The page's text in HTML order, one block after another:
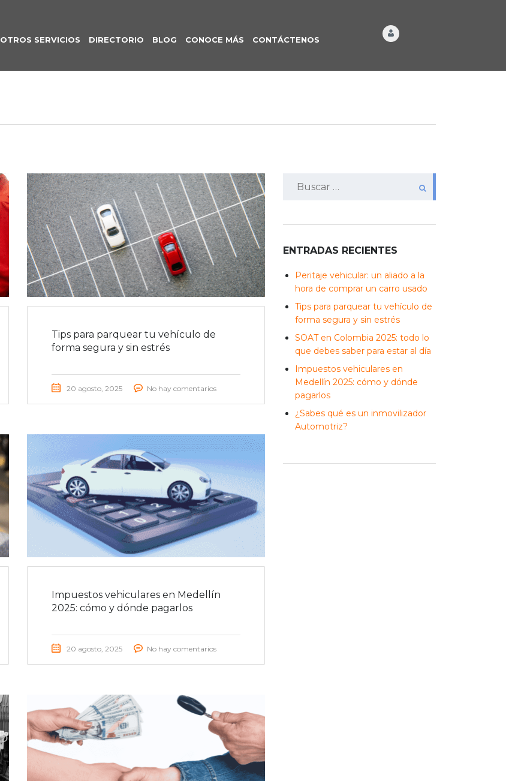
OTROS SERVICIOS DIRECTORIO BLOG CONOCE MÁS CONTÁCTENOS
Tips para parquear tu vehículo de
forma segura y sin estrés
20 agosto, 2025 No hay comentarios
Impuestos vehiculares en Medellín
2025: cómo y dónde pagarlos
20 agosto, 2025 No hay comentarios
ENTRADAS RECIENTES
Peritaje vehicular: un aliado a la
hora de comprar un carro usado
Tips para parquear tu vehículo de
forma segura y sin estrés
SOAT en Colombia 2025: todo lo
que debes saber para estar al día
Impuestos vehiculares en
Medellín 2025: cómo y dónde
pagarlos
¿Sabes qué es un inmovilizador
Automotriz?